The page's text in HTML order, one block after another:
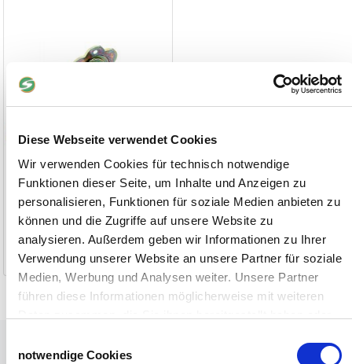
Diese Webseite verwendet Cookies
Wir verwenden Cookies für technisch notwendige
Funktionen dieser Seite, um Inhalte und Anzeigen zu
personalisieren, Funktionen für soziale Medien anbieten zu
können und die Zugriffe auf unsere Website zu
analysieren. Außerdem geben wir Informationen zu Ihrer
Verwendung unserer Website an unsere Partner für soziale
Medien, Werbung und Analysen weiter. Unsere Partner
führen diese Informationen möglicherweise mit weiteren
haben.
notwendige Cookies
14,90 €